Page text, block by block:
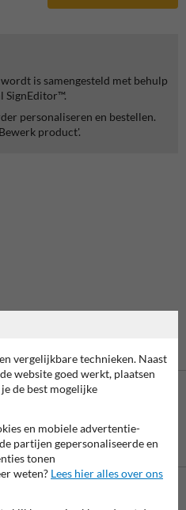
is samengesteld met behulp
SignEditor™.
personaliseren en bestellen.
product'.
Betaling achteraf
is mogelijk
vergelijkbare technieken. Naast
website goed werkt, plaatsen
de best mogelijke
en mobiele advertentie-
partijen gepersonaliseerde en
tonen
weten? Lees hier alles over ons